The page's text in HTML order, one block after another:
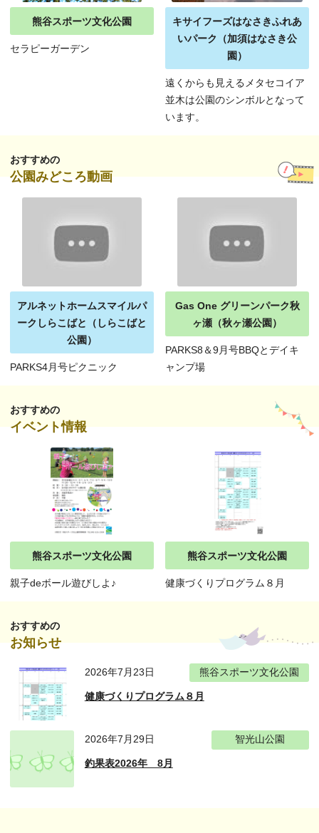
熊谷スポーツ文化公園
セラピーガーデン
キサイフーズはなさきふれあ
いパーク（加須はなさき公
園）
遠くからも見えるメタセコイア
並木は公園のシンボルとなって
います。
おすすめの
公園みどころ動画
アルネットホームスマイルパ
ークしらこばと（しらこばと
公園）
PARKS4月号ピクニック
Gas One グリーンパーク秋
ヶ瀬（秋ヶ瀬公園）
PARKS8＆9月号BBQとデイキ
ャンプ場
おすすめの
イベント情報
熊谷スポーツ文化公園
親子deボール遊びしよ♪
熊谷スポーツ文化公園
健康づくりプログラム８月
おすすめの
お知らせ
2026年7月23日 熊谷スポーツ文化公園
健康づくりプログラム８月
2026年7月29日 智光山公園
釣果表2026年 8月